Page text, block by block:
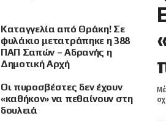
Καταγγελία από Θράκη! Σε
φυλάκιο μετατράπηκε η 388
ΠΑΠ Σαπών – Αδρανής η
Δημοτική Αρχή
Οι πυροσβέστες δεν έχουν
«καθήκον» να πεθαίνουν στη
δουλειά